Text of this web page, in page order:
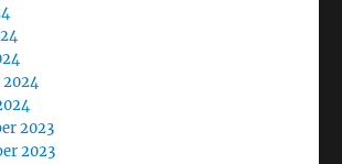
2024
2023
2023